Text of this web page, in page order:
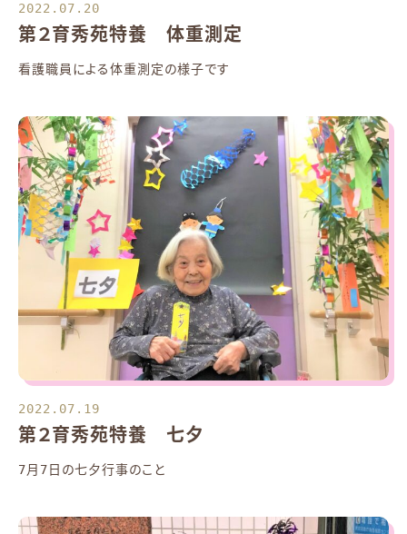
2022.07.20
第２育秀苑特養 体重測定
看護職員による体重測定の様子です
2022.07.19
第２育秀苑特養 七夕
7月7日の七夕行事のこと